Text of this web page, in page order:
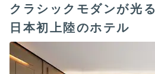
クラシックモダンが光る
日本初上陸のホテル